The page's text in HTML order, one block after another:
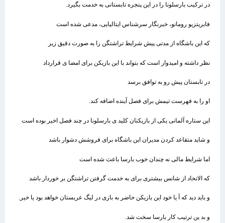
در ترکیب بارسلونا را در این پنجره تابستانی به خدمت بگیرد.
فابریتزیو رومانو، خبرنگار سرشناس ایتالیایی، مدعی شده است
که این باشگاه از مدتی پیش شرایط تراشتگن را به صورت دقیق زیر
نظر داشته و امیدوار است که بتواند با این بازیکن برای امضا ی قرارداد
در تابستان پیش‌ رو به توافق برسد
او را به فهرست تیمش برای فصل آینده اضافه کند.
این ستاره آلمانی یکی از بازیکنان کلید ی بارسلونا در چند فصل اخیر بوده است
و شاید متقاعد کردن مدیران این باشگاه برای فروشش دشوار باشد
اما شرایط مالی نه چندان خوب بارسا باعث شده است
که الاتحاد از شانس بیشتری برای به خدمت گرفتن تراشتگن بر خوردار باشد
و باید دید که آ یا خود این بازیکن حاضر به بازی در لیگ عربستان خواهد بود یا خیر.
و بد ین ترتیب کار بارسا سخت شد.